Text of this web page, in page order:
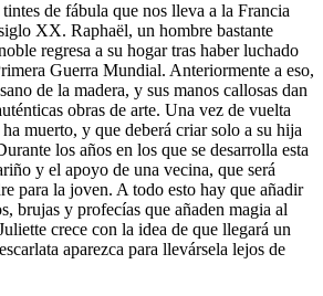
de fábula que nos lleva a la Francia
XX. Raphaël, un hombre bastante
regresa a su hogar tras haber luchado
Guerra Mundial. Anteriormente a eso,
de la madera, y sus manos callosas dan
obras de arte. Una vez de vuelta
ha muerto, y que deberá criar solo a su hija
los años en los que se desarrolla esta
y el apoyo de una vecina, que será
para la joven. A todo esto hay que añadir
brujas y profecías que añaden magia al
crece con la idea de que llegará un
aparezca para llevársela lejos de